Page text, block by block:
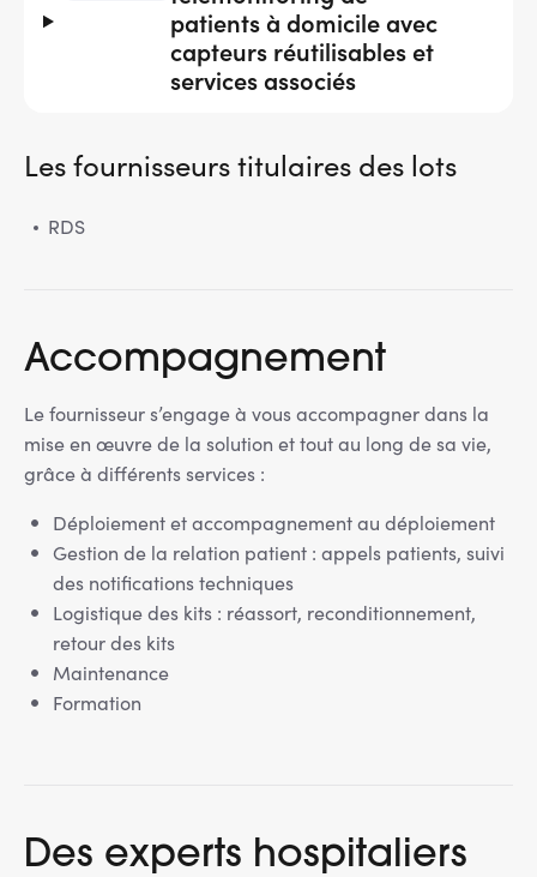
patients à domicile avec
capteurs réutilisables et
services associés
Les fournisseurs titulaires des lots
RDS
Accompagnement
Le fournisseur s’engage à vous accompagner dans la
mise en œuvre de la solution et tout au long de sa vie,
grâce à différents services :
Déploiement et accompagnement au déploiement
Gestion de la relation patient : appels patients, suivi
des notifications techniques
Logistique des kits : réassort, reconditionnement,
retour des kits
Maintenance
Formation
Des experts hospitaliers